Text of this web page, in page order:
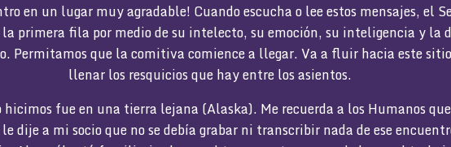
en un lugar muy agradable! Cuando escucha o lee estos mensajes, el
la primera fila por medio de su intelecto, su emoción, su inteligencia y la
Permitamos que la comitiva comience a llegar. Va a fluir hacia este
llenar los resquicios que hay entre los asientos.
fue en una tierra lejana (Alaska). Me recuerda a los Humanos
dije a mi socio que no se debía grabar ni transcribir nada de ese